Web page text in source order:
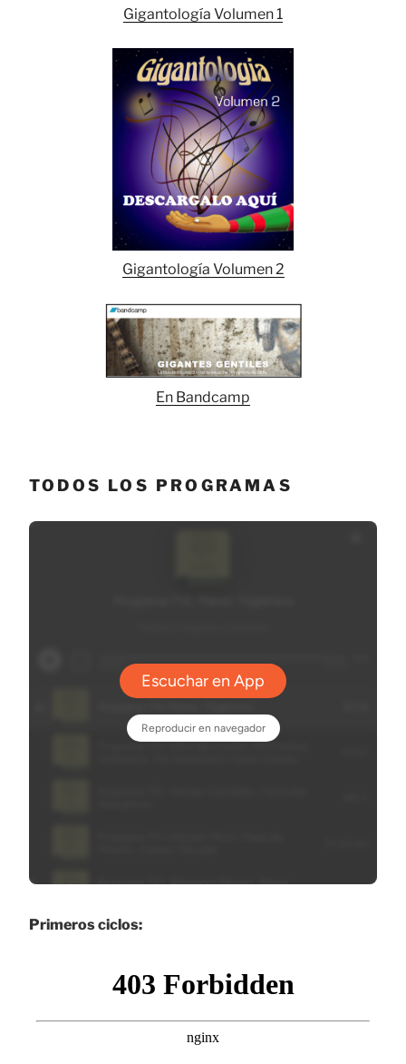
Gigantología Volumen 1
Gigantología Volumen 2
En Bandcamp
TODOS LOS PROGRAMAS
Primeros ciclos: